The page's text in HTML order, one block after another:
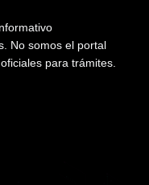
No somos el portal
para trámites.